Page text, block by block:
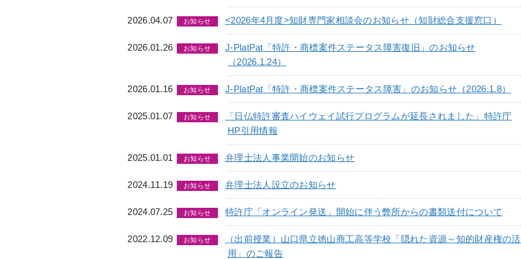
2026.04.07 お知らせ <2026年4月度>知財専門家相談会のお知らせ（知財総合支援窓口）
2026.01.26 お知らせ
J-PlatPat「特許・商標案件ステータス障害復旧」のお知らせ
（2026.1.24）
2026.01.16 お知らせ J-PlatPat「特許・商標案件ステータス障害」のお知らせ（2026.1.8）
2025.01.07 お知らせ
「日仏特許審査ハイウェイ試行プログラムが延長されました」特許庁
HP引用情報
2025.01.01 お知らせ 弁理士法人事業開始のお知らせ
2024.11.19 お知らせ 弁理士法人設立のお知らせ
2024.07.25 お知らせ 特許庁「オンライン発送」開始に伴う弊所からの書類送付について
2022.12.09 お知らせ
（出前授業）山口県立徳山商工高等学校「隠れた資源～知的財産権の活
用」のご報告